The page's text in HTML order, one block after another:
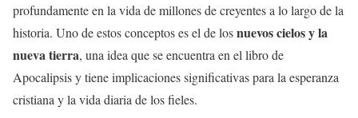
profundamente en la vida de millones de creyentes a lo largo de la
historia. Uno de estos conceptos es el de losnuevos cielos y la
nueva tierra, una idea que se encuentra en el libro de
Apocalipsis y tiene implicaciones significativas para la esperanza
cristiana y la vida diaria de los fieles.